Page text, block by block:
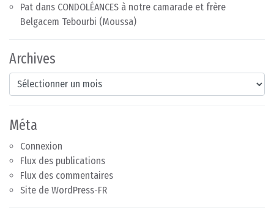
Pat dans CONDOLÉANCES à notre camarade et frère
Belgacem Tebourbi (Moussa)
Archives
Archives
Méta
Connexion
Flux des publications
Flux des commentaires
Site de WordPress-FR